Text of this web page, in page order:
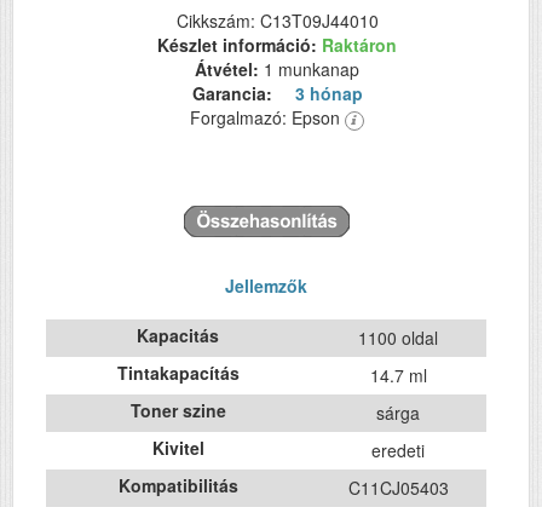
Cikkszám: C13T09J44010
Készlet információ: Raktáron
Átvétel: 1 munkanap
Garancia:
3 hónap
Forgalmazó: Epson
Jellemzők
Kapacitás
1100 oldal
Tintakapacítás
14.7 ml
Toner szine
sárga
Kivitel
eredeti
Kompatibilitás
C11CJ05403